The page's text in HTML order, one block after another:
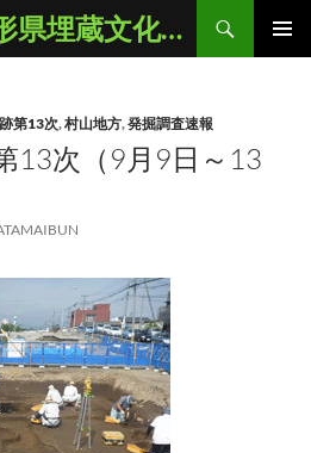
公益財団法人山形県埋蔵文化財センター
第13次,村山地方,発掘調査速報
13次（9月9日～13